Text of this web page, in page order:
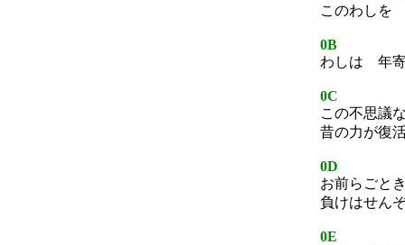
このわしを
0B
わしは 年
0C
この不思議
昔の力が復
0D
お前らごと
負けはせん
0E